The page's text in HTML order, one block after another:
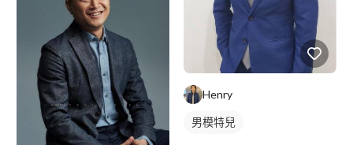
Henry
男模特兒